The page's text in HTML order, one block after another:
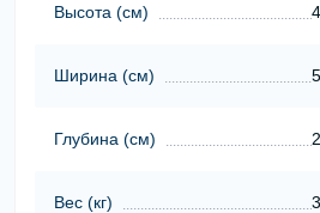
Высота (cм)
Ширина (cм)
Глубина (cм)
Вес (кг)